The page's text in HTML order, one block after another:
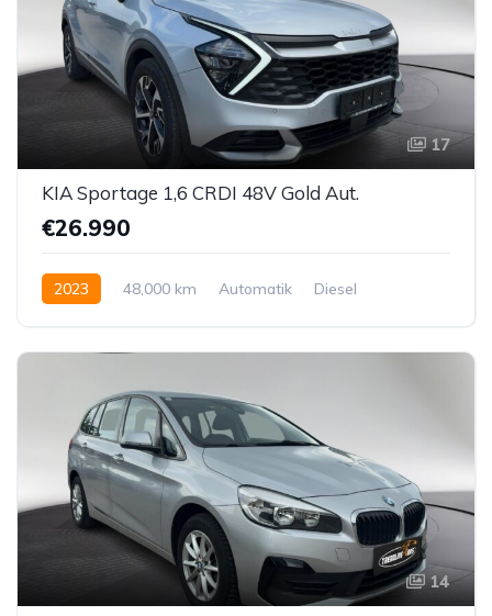
17
KIA Sportage 1,6 CRDI 48V Gold Aut.
€26.990
2023 48,000 km Automatik
Diesel
14